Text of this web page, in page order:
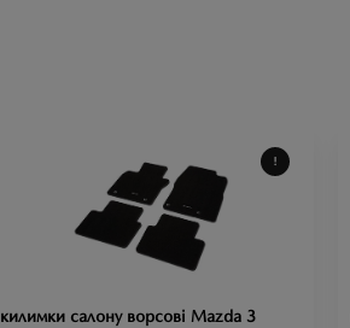
килимки салону ворсові Mazda 3